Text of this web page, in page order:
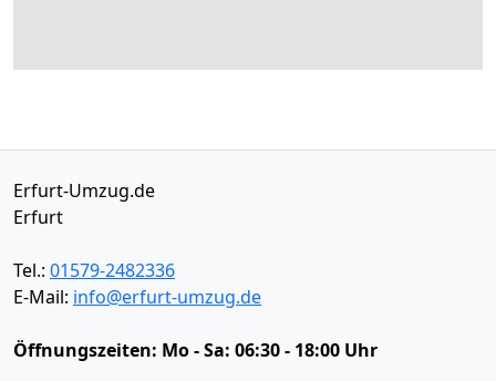
Erfurt-Umzug.de
Erfurt
Tel.: 01579-2482336
E-Mail: info@erfurt-umzug.de
Öffnungszeiten: Mo - Sa: 06:30 - 18:00 Uhr